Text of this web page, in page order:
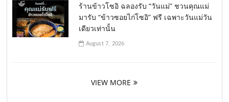
ร้านข้าวโซอิ ฉลองรับ “วันแม่” ชวนคุณแม่
มารับ “ข้าวซอยไก่โซอิ” ฟรี เฉพาะวันแม่วัน
เดียวเท่านั้น
August 7, 2026
VIEW MORE